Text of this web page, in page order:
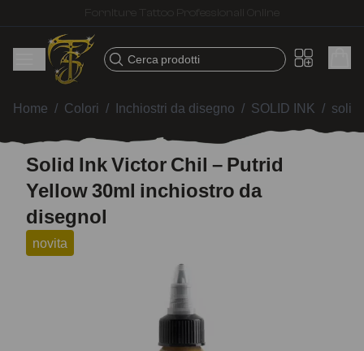
Cerca prodotti
Home / Colori / Inchiostri da disegno / SOLID INK / solid
Solid Ink Victor Chil – Putrid
Yellow 30ml inchiostro da
disegnol
novita